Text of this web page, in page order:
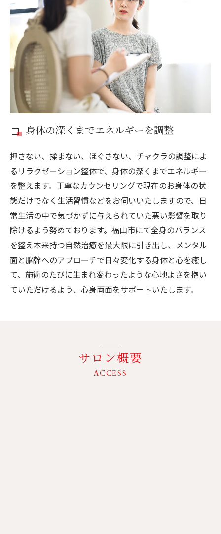
身体の深くまでエネルギーを調整
押さない、揉まない、ほぐさない、チャクラの調整によ
るリラクゼーション整体で、身体の深くまでエネルギー
を整えます。丁寧なカウンセリングで現在のお身体の状
態だけでなく生活習慣などをお伺いいたしますので、日
常生活の中で気づかずに与えられていた悪い影響を取り
除けるよう努めております。福山市にて全身のバランス
を整え本来持つ自然治癒を最大限に引き出し、メンタル
面と脳幹へのアプローチで日々変化する身体と心を癒し
て、施術のたびに生まれ変わったような心地よさを抱い
ていただけるよう、心身両面をサポートいたします。
サロン概要
ACCESS